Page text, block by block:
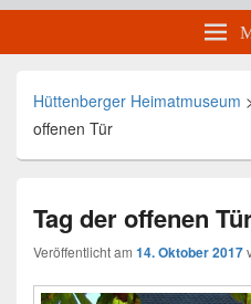
Hüttenberger Heimatmuseum
offenen Tür
Tag der offenen
Veröffentlicht am 14. Oktober 2017